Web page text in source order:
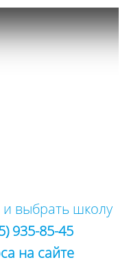
выбрать школу
935-85-45
на сайте